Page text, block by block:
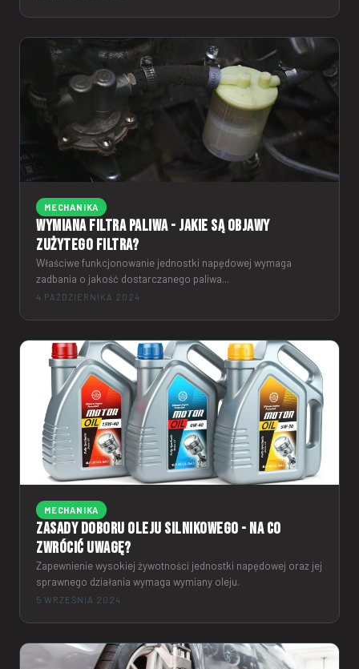
MECHANIKA
Wymiana filtra paliwa - jakie są objawy
zużytego filtra?
Właściwe funkcjonowanie jednostki napędowej wymaga
zadbania o jakość dostarczanego paliwa...
4 PAŹDZIERNIKA 2024
MECHANIKA
Zasady doboru oleju silnikowego - na co
zwrócić uwagę?
Zapewnienie wysokiej żywotności jednostki napędowej oraz jej
sprawnego działania wymaga wymiany oleju.
5 WRZEŚNIA 2024